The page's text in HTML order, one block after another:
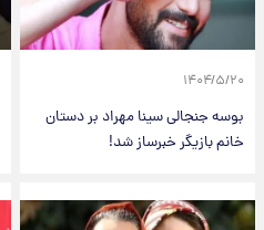
۱۴۰۴/۵/۲۰
بوسه جنجالی سینا مهراد بر دستان
خانم بازیگر خبرساز شد!